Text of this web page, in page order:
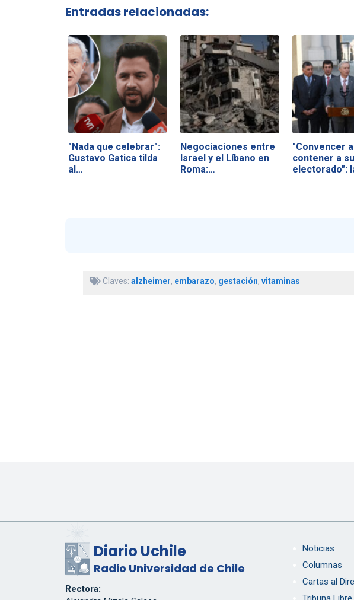
Entradas relacionadas:
"Nada que celebrar":
Gustavo Gatica tilda
al…
Negociaciones entre
Israel y el Líbano en
Roma:…
"Convencer
contener a su
electorado":
Claves: alzheimer, embarazo, gestación, vitaminas
Diario Uchile
Radio Universidad de Chile
Rectora:
Noticias
Columnas
Cartas al